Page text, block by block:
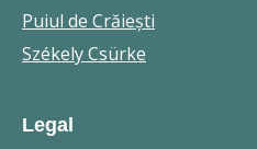
Puiul de Crăieşti
Székely Csürke
Legal